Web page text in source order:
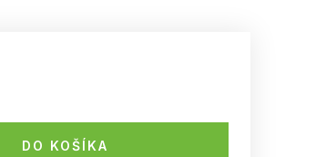
DO KOŠÍKA